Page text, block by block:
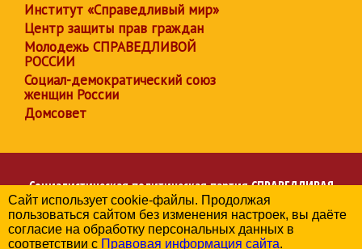
Институт «Справедливый мир»
Центр защиты прав граждан
Молодежь СПРАВЕДЛИВОЙ
РОССИИ
Социал-демократический союз
женщин России
Домсовет
Социалистическая политическая партияСПРАВЕДЛИВАЯ
РОССИЯ
Региональное отделение партии в Оренбургской области
© 2006-2026
Сайт использует cookie-файлы. Продолжая
пользоваться сайтом без изменения настроек, вы даёте
согласие на обработку персональных данных в
соответствии с Правовая информация сайта.